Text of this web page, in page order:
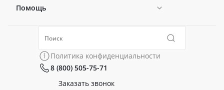
Новости
Политика конфиденциальности
Помощь
Коллекции
Политика конфиденциальности
8 (800) 505-75-71
Заказать звонок